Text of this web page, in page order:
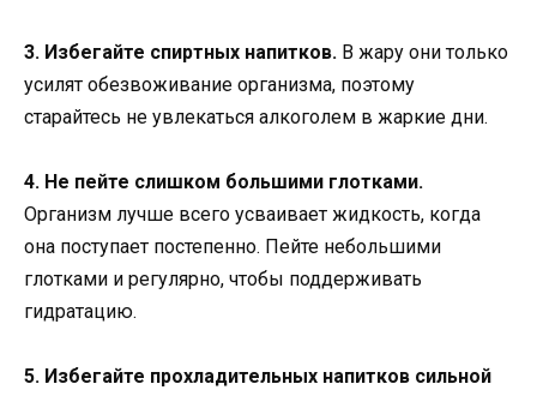
3. Избегайте спиртных напитков. В жару они только
усилят обезвоживание организма, поэтому
старайтесь не увлекаться алкоголем в жаркие дни.
4. Не пейте слишком большими глотками.
Организм лучше всего усваивает жидкость, когда
она поступает постепенно. Пейте небольшими
глотками и регулярно, чтобы поддерживать
гидратацию.
5. Избегайте прохладительных напитков сильной